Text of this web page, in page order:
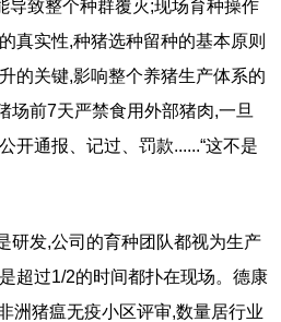
导致整个种群覆灭;现场育种操作
真实性,种猪选种留种的基本原则
的关键,影响整个养猪生产体系的
场前7天严禁食用外部猪肉,一旦
通报、记过、罚款......“这不是
发,公司的育种团队都视为生产
超过1/2的时间都扑在现场。德康
洲猪瘟无疫小区评审,数量居行业